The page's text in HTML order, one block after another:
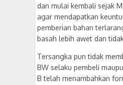
dan mulai kembali sejak
agar mendapatkan
pemberian bahan
basah lebih awet dan
Tersangka pun tidak
BW selaku pembeli
B telah menambahkan